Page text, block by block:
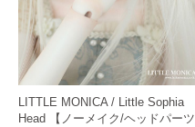
LITTLE MONICA / Little Sophia
Head 【ノーメイク/ヘッドパーツ